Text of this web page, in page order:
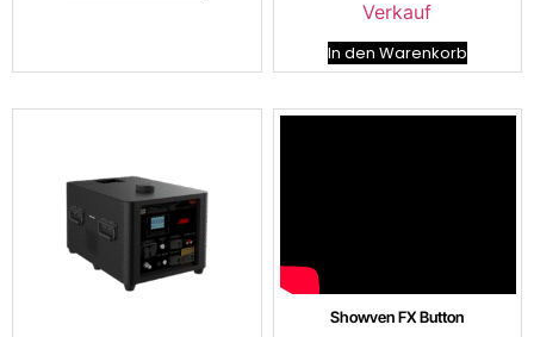
Verkauf
In den Warenkorb
Showven FX Button